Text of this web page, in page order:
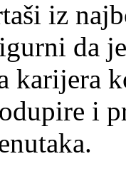
iz
da
karijera
i